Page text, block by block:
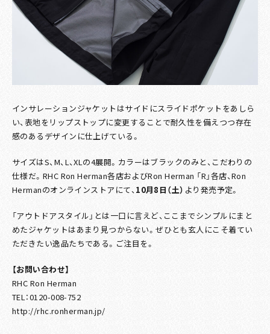
インサレーションジャケットはサイドにスライドポケットをあしら
い、表地をリップストップに変更することで耐久性を備えつつ存在
感のあるデザインに仕上げている。
サイズはS、M、L、XLの4展開。カラーはブラックのみと、こだわりの
仕様だ。RHC Ron Herman各店およびRon Herman 「R」各店、Ron
Hermanのオンラインストアにて、10月8日（土） より発売予定。
「アウトドアスタイル」とは一口に言えど、ここまでシンプルにまと
めたジャケットはあまり見つからない。ぜひとも玄人にこそ着てい
ただきたい逸品たちである。ご注目を。
【お問い合わせ】
RHC Ron Herman
TEL：0120-008-752
http://rhc.ronherman.jp/